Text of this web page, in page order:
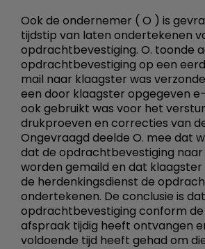
Ook de ondernemer ( O ) is
tijdstip van laten ondertekenen
opdrachtbevestiging. O. toonde
opdrachtbevestiging op een
mail naar klaagster was
een door klaagster opgegeven
ook gebruikt was voor het
drukproeven en correcties van
Ongevraagd deelde O. mee dat
dat de opdrachtbevestiging naar
worden gemaild en dat klaagster
de herdenkingsdienst de
ondertekenen. De conclusie is
opdrachtbevestiging conform
afspraak tijdig heeft ontvangen
voldoende tijd heeft gehad om